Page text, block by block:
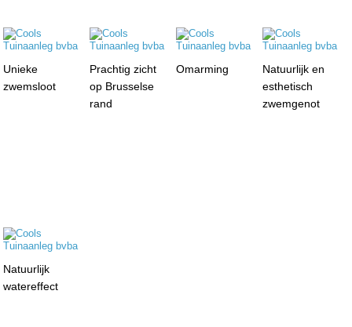
Unieke
zwemsloot
Prachtig zicht
op Brusselse
rand
Omarming
Natuurlijk en
esthetisch
zwemgenot
Natuurlijk
watereffect